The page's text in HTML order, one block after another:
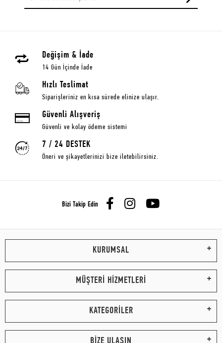
Değişim & İade
14 Gün İçinde İade
Hızlı Teslimat
Siparişleriniz en kısa sürede elinize ulaşır.
Güvenli Alışveriş
Güvenli ve kolay ödeme sistemi
7 / 24 DESTEK
Öneri ve şikayetlerinizi bize iletebilirsiniz.
Bizi Takip Edin
KURUMSAL
MÜŞTERİ HİZMETLERİ
KATEGORİLER
BİZE ULAŞIN